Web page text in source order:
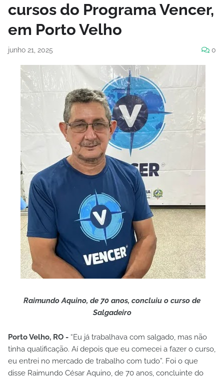
cursos do Programa Vencer,
em Porto Velho
junho 21, 2025 0
Raimundo Aquino, de 70 anos, concluiu o curso de
Salgadeiro
Porto Velho, RO - “Eu já trabalhava com salgado, mas não
tinha qualificação. Aí depois que eu comecei a fazer o curso,
eu entrei no mercado de trabalho com tudo”. Foi o que
disse Raimundo César Aquino, de 70 anos, concluinte do